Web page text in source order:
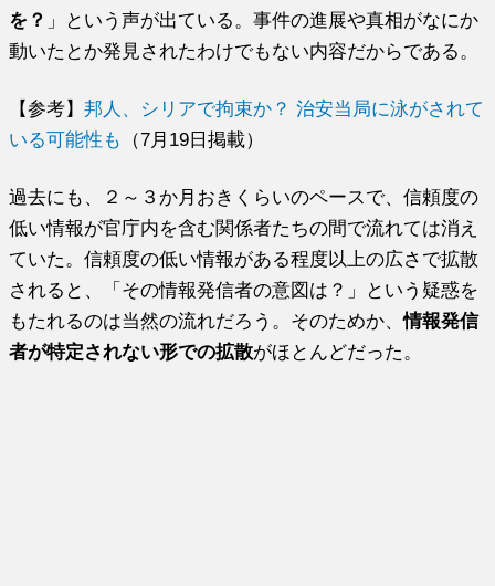
を？ 」という声が出ている。事件の進展や真相がなにか
動いたとか発見されたわけでもない内容だからである。
【参考】邦人、シリアで拘束か？ 治安当局に泳がされて
いる可能性も
（7月19日掲載）
過去にも、２～３か月おきくらいのペースで、信頼度の
低い情報が官庁内を含む関係者たちの間で流れては消え
ていた。信頼度の低い情報がある程度以上の広さで拡散
されると、「その情報発信者の意図は？」という疑惑を
もたれるのは当然の流れだろう。そのためか、情報発信
者が特定されない形での拡散がほとんどだった。